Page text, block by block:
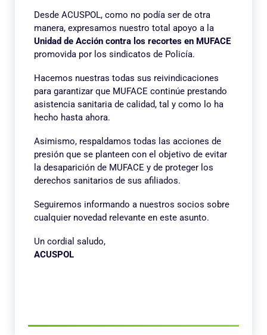
Desde ACUSPOL, como no podía ser de otra
manera, expresamos nuestro total apoyo a la
Unidad de Acción contra los recortes en MUFACE
promovida por los sindicatos de Policía.
Hacemos nuestras todas sus reivindicaciones
para garantizar que MUFACE continúe prestando
asistencia sanitaria de calidad, tal y como lo ha
hecho hasta ahora.
Asimismo, respaldamos todas las acciones de
presión que se planteen con el objetivo de evitar
la desaparición de MUFACE y de proteger los
derechos sanitarios de sus afiliados.
Seguiremos informando a nuestros socios sobre
cualquier novedad relevante en este asunto.
Un cordial saludo,
ACUSPOL